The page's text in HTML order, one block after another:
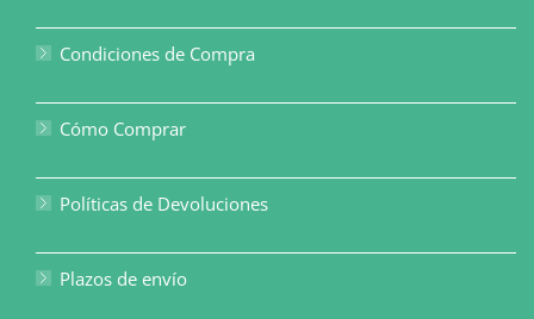
Condiciones de Compra
Cómo Comprar
Políticas de Devoluciones
Plazos de envío